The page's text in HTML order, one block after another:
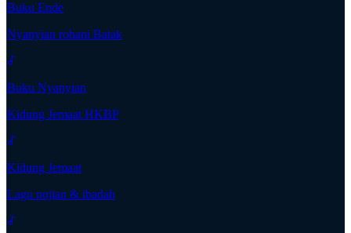
Buku Ende
Nyanyian rohani Batak
Buku Nyanyian
Kidung Jemaat HKBP
Kidung Jemaat
Lagu pujian & ibadah